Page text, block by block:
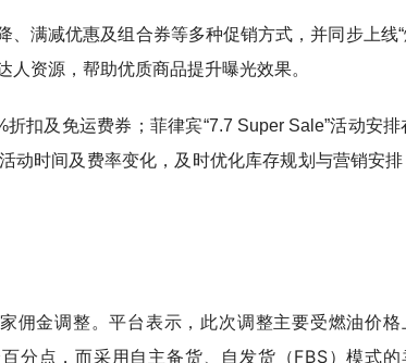
、满减优惠及组合券等多种促销方式，并同步上线
人资源，帮助优质商品提升曝光效果。
扣及免运费券；菲律宾“7.7 Super Sale”活动安排
动时间及费率变化，及时优化库存规划与营销安
金调整。平台表示，此次调整主要受燃油价格
分点，而采用自主备货、自发货（FBS）模式